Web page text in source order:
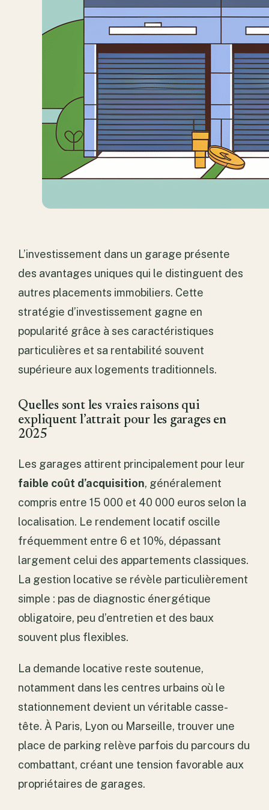
L’investissement dans un garage présente
des avantages uniques qui le distinguent des
autres placements immobiliers. Cette
stratégie d’investissement gagne en
popularité grâce à ses caractéristiques
particulières et sa rentabilité souvent
supérieure aux logements traditionnels.
Quelles sont les vraies raisons qui
expliquent l’attrait pour les garages en
2025
Les garages attirent principalement pour leur
faible coût d’acquisition, généralement
compris entre 15 000 et 40 000 euros selon la
localisation. Le rendement locatif oscille
fréquemment entre 6 et 10%, dépassant
largement celui des appartements classiques.
La gestion locative se révèle particulièrement
simple : pas de diagnostic énergétique
obligatoire, peu d’entretien et des baux
souvent plus flexibles.
La demande locative reste soutenue,
notamment dans les centres urbains où le
stationnement devient un véritable casse-
tête. À Paris, Lyon ou Marseille, trouver une
place de parking relève parfois du parcours du
combattant, créant une tension favorable aux
propriétaires de garages.